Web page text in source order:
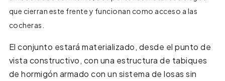
que cierran este frente y funcionan como acceso a las
cocheras.
El conjunto estará materializado, desde el punto de
vista constructivo, con una estructura de tabiques
de hormigón armado con un sistema de losas sin